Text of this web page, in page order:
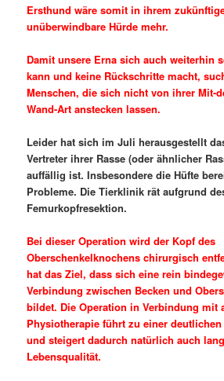
Ersthund wäre somit in ihrem
unüberwindbare Hürde mehr.
Damit unsere Erna sich auch weiterhin
kann und keine Rückschritte macht,
Menschen, die sich nicht von ihrer Mit-
Wand-Art anstecken lassen.
Leider hat sich im Juli herausgestellt
Vertreter ihrer Rasse (oder ähnlicher
auffällig ist. Insbesondere die Hüfte
Probleme. Die Tierklinik rät aufgrund
Femurkopfresektion.
Bei dieser Operation wird der Kopf des
Oberschenkelknochens chirurgisch
hat das Ziel, dass sich eine rein
Verbindung zwischen Becken und
bildet. Die Operation in Verbindung mit
Physiotherapie führt zu einer
und steigert dadurch natürlich auch
Lebensqualität.